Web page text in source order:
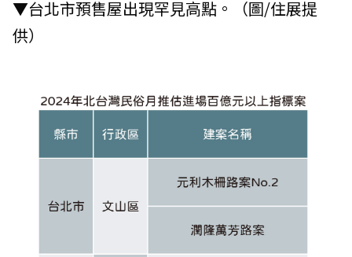
▼台北市預售屋出現罕見高點。（圖/住展提
供）